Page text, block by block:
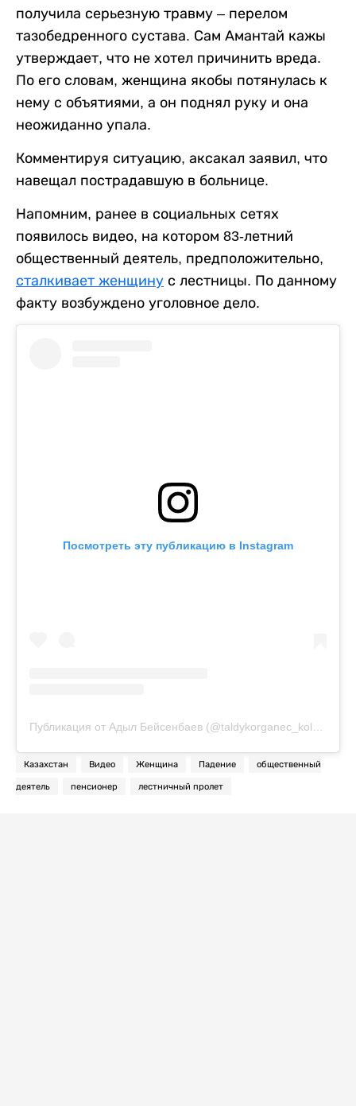
получила серьезную травму – перелом
тазобедренного сустава. Сам Амантай кажы
утверждает, что не хотел причинить вреда.
По его словам, женщина якобы потянулась к
нему с объятиями, а он поднял руку и она
неожиданно упала.
Комментируя ситуацию, аксакал заявил, что
навещал пострадавшую в больнице.
Напомним, ранее в социальных сетях
появилось видео, на котором 83-летний
общественный деятель, предположительно,
сталкивает женщину с лестницы. По данному
факту возбуждено уголовное дело.
Посмотреть эту публикацию в Instagram
Казахстан Видео Женщина Падение общественный
деятель пенсионер лестничный пролет